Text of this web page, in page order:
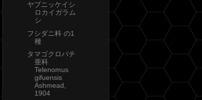
ヤブニッケイシ
ロカイガラム
シ
フシダニ科 の1
種
タマゴクロバチ
亜科
Telenomus
gifuensis
Ashmead,
1904